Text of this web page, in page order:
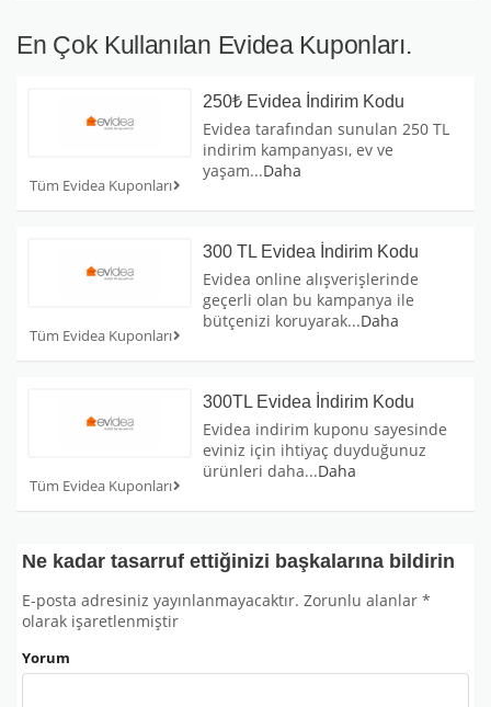
En Çok Kullanılan Evidea Kuponları.
Tüm Evidea Kuponları
250₺ Evidea İndirim Kodu
Evidea tarafından sunulan 250 TL
indirim kampanyası, ev ve
yaşam...Daha
Tüm Evidea Kuponları
300 TL Evidea İndirim Kodu
Evidea online alışverişlerinde
geçerli olan bu kampanya ile
bütçenizi koruyarak...Daha
Tüm Evidea Kuponları
300TL Evidea İndirim Kodu
Evidea indirim kuponu sayesinde
eviniz için ihtiyaç duyduğunuz
ürünleri daha...Daha
Ne kadar tasarruf ettiğinizi başkalarına bildirin
E-posta adresiniz yayınlanmayacaktır. Zorunlu alanlar *
olarak işaretlenmiştir
Yorum